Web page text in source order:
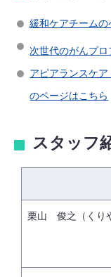
緩和ケアチームの
次世代のがんプ
アピアランスケア
のページはこちら
スタッフ
栗山 俊之（くり